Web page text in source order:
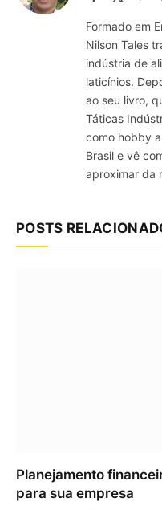
Formado em
Nilson Tales
indústria de
laticínios.
ao seu livro,
Táticas
como hobby
Brasil e vê
aproximar da
POSTS
Planejamento
para sua empresa